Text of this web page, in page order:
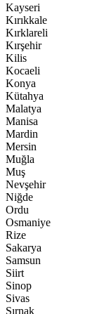
Kayseri
Kırıkkale
Kırklareli
Kırşehir
Kilis
Kocaeli
Konya
Kütahya
Malatya
Manisa
Mardin
Mersin
Muğla
Muş
Nevşehir
Niğde
Ordu
Osmaniye
Rize
Sakarya
Samsun
Siirt
Sinop
Sivas
Şırnak